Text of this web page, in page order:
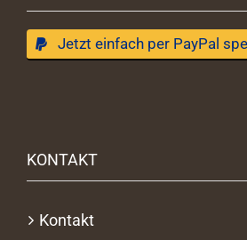
Jetzt einfach per PayPal
KONTAKT
Kontakt